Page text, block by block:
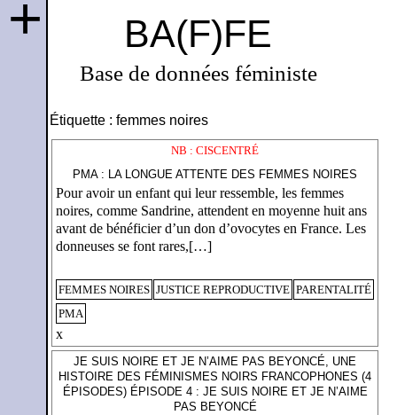
BA(F)FE
Base de données féministe
+
Étiquette : femmes noires
NB : CISCENTRÉ
PMA : LA LONGUE ATTENTE DES FEMMES NOIRES
Pour avoir un enfant qui leur ressemble, les femmes
noires, comme Sandrine, attendent en moyenne huit ans
avant de bénéficier d’un don d’ovocytes en France. Les
donneuses se font rares,[…]
FEMMES NOIRES JUSTICE REPRODUCTIVE PARENTALITÉ
PMA
x
JE SUIS NOIRE ET JE N’AIME PAS BEYONCÉ, UNE
HISTOIRE DES FÉMINISMES NOIRS FRANCOPHONES (4
ÉPISODES) ÉPISODE 4 : JE SUIS NOIRE ET JE N’AIME
PAS BEYONCÉ